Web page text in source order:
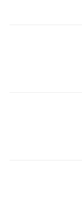
nhà vườn
12 ý tưởng
gian mở
Nhà phố
cho sân
House W -
Ngôi nhà